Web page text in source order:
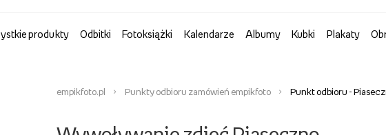
produkty Odbitki Fotoksiążki Kalendarze Albumy Kubki Plakaty
empikfoto.pl Punkty odbioru zamówień empikfoto Punkt odbioru -